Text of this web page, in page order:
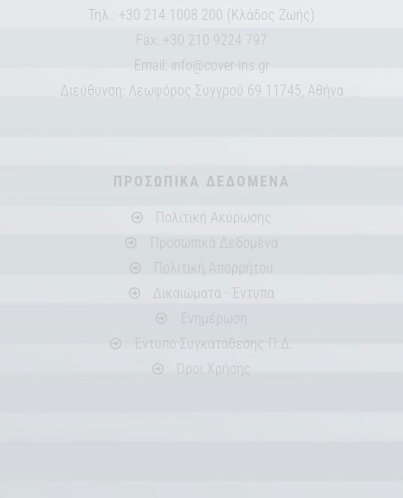
Τηλ.: +30 214 1008 200 (Κλάδος Ζωής)
Fax: +30 210 9224 797
Email: info@cover-ins.gr
Διεύθυνση: Λεωφόρος Συγγρού 69 11745, Αθήνα
ΠΡΟΣΩΠΙΚΑ ΔΕΔΟΜΕΝΑ
Πολιτική Ακύρωσης
Προσωπικά Δεδομένα
Πολιτική Απορρήτου
Δικαιώματα - Έντυπα
Ενημέρωση
Έντυπο Συγκατάθεσης Π.Δ.
Όροι Χρήσης